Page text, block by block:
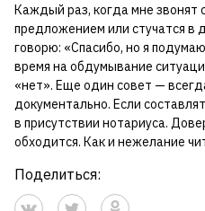
Каждый раз, когда мне звонят
предложением или стучатся в
говорю: «Спасибо, но я
время на обдумывание
«нет». Еще один совет —
документально. Если
в присутствии нотариуса.
обходится. Как и нежелание
Поделиться: